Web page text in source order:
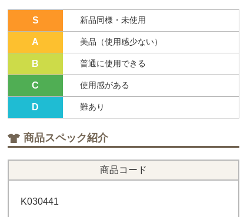
S 新品同様・未使用
A 美品（使用感少ない）
B 普通に使用できる
C 使用感がある
D 難あり
商品スペック紹介
商品コード
K030441